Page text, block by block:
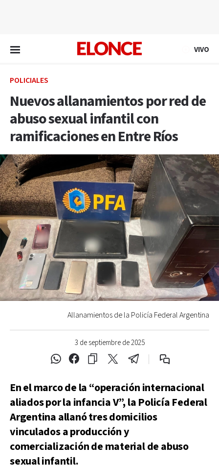
VIVO
POLICIALES
Nuevos allanamientos por red de
abuso sexual infantil con
ramificaciones en Entre Ríos
3 de septiembre de 2025
Allanamientos de la Policía Federal Argentina
En el marco de la “operación internacional
aliados por la infancia V”, la Policía Federal
Argentina allanó tres domicilios
vinculados a producción y
comercialización de material de abuso
sexual infantil.